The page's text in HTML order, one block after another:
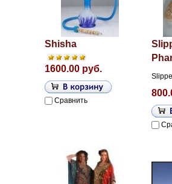
Shisha
1600.00 руб.
Сравнить